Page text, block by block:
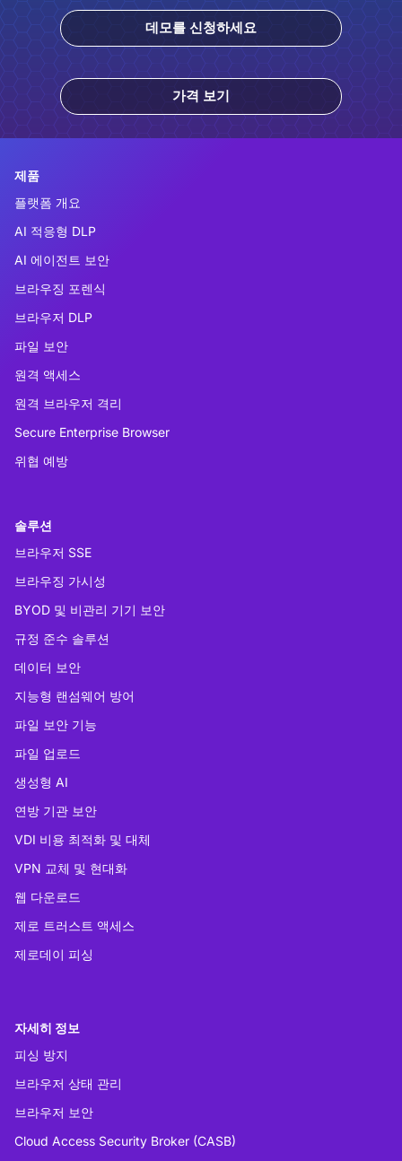
데모를 신청하세요
가격 보기
제품
플랫폼 개요
AI 적응형 DLP
AI 에이전트 보안
브라우징 포렌식
브라우저 DLP
파일 보안
원격 액세스
원격 브라우저 격리
Secure Enterprise Browser
위협 예방
솔루션
브라우저 SSE
브라우징 가시성
BYOD 및 비관리 기기 보안
규정 준수 솔루션
데이터 보안
지능형 랜섬웨어 방어
파일 보안 기능
파일 업로드
생성형 AI
연방 기관 보안
VDI 비용 최적화 및 대체
VPN 교체 및 현대화
웹 다운로드
제로 트러스트 액세스
제로데이 피싱
자세히 정보
피싱 방지
브라우저 상태 관리
브라우저 보안
Cloud Access Security Broker (CASB)